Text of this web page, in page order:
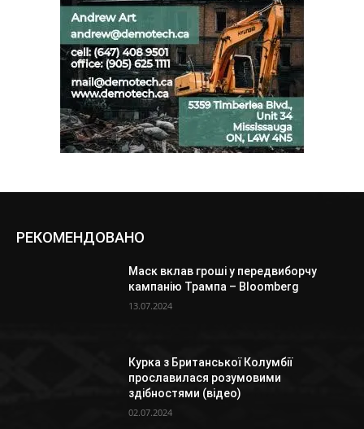
РЕКОМЕНДОВАНО
Маск вклав гроші у передвиборчу
кампанію Трампа – Bloomberg
13.07.2024
Курка з Британської Колумбії
прославилася розумовими
здібностями (відео)
02.07.2024